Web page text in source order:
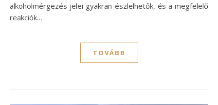
alkoholmérgezés jelei gyakran észlelhetők, és a megfelelő
reakciók…
TOVÁBB